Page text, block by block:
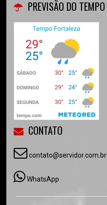
PREVISÃO DO TEMPO
CONTATO
contato@servidor.com.br
WhatsApp